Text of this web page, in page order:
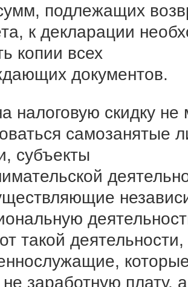
подлежащих
к декларации
копии всех
документов.
налоговую скидку не
самозанятые
субъекты
такой деятельности,
не заработную плату, а